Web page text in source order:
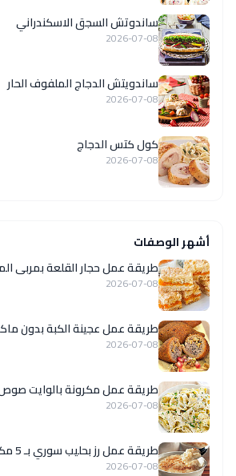
ساندوتش السجق الاسكندراني
2026-07-08
ساندويتش الدجاج الملفوف الحار
2026-07-08
كول كتس الدجاج
2026-07-08
أشهر الوصفات
طريقة عمل حجار القلعة بمربى
2026-07-08
طريقة عمل عجينة الكبة بدون
2026-07-08
طريقة عمل مكرونة بالوايت
2026-07-08
طريقة عمل رز بحليب سوري بـ 5 مكونات
2026-07-08